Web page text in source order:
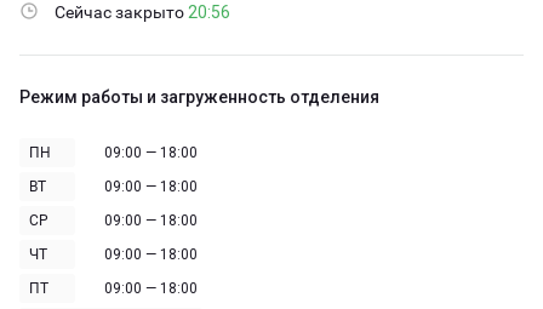
Сейчас закрыто 20:56
Режим работы и загруженность отделения
ПН
09:00 — 18:00
ВТ
09:00 — 18:00
СР
09:00 — 18:00
ЧТ
09:00 — 18:00
ПТ
09:00 — 18:00